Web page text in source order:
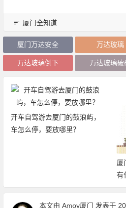
厦门全知道
厦门万达安全 万达玻璃
万达玻璃倒下 万达玻璃破
开车自驾游去厦门的鼓浪屿，
车怎么停，要放哪里？
厦
有
本文由 Amoy厦门 发表于